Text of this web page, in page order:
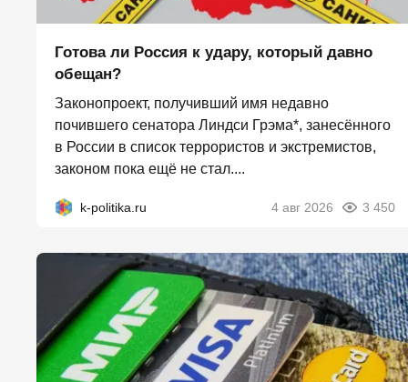
Готова ли Россия к удару, который давно
обещан?
Законопроект, получивший имя недавно
почившего сенатора Линдси Грэма*, занесённого
в России в список террористов и экстремистов,
законом пока ещё не стал....
k-politika.ru 4 авг 2026 3 450